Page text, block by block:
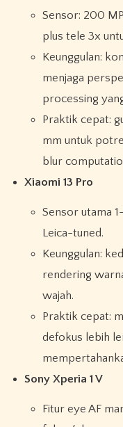
Sensor: 200
plus tele 3x
Keunggulan:
menjaga
processing
Praktik cepat:
mm untuk
blur
Xiaomi 13 Pro
Sensor utama
Leica-tuned.
Keunggulan:
rendering
wajah.
Praktik cepat:
defokus lebih
Sony Xperia 1 V
Fitur eye AF